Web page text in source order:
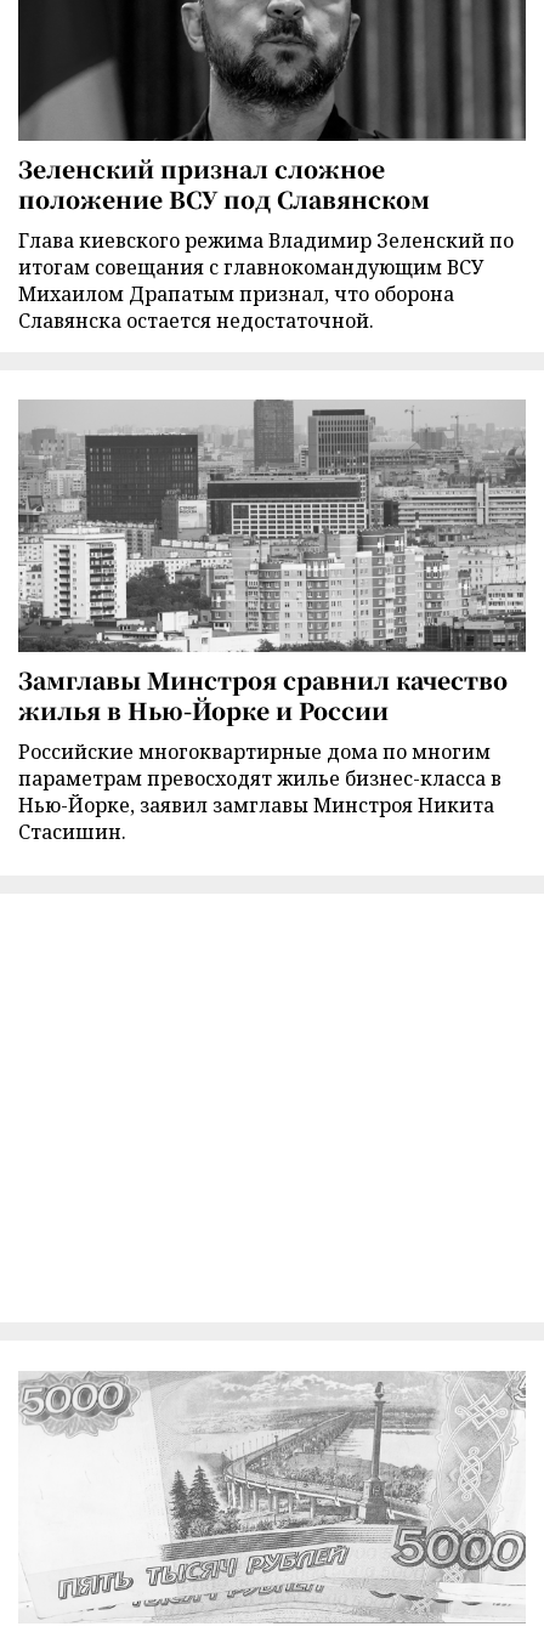
Зеленский признал сложное
положение ВСУ под Славянском
Глава киевского режима Владимир Зеленский по
итогам совещания с главнокомандующим ВСУ
Михаилом Драпатым признал, что оборона
Славянска остается недостаточной.
Замглавы Минстроя сравнил качество
жилья в Нью-Йорке и России
Российские многоквартирные дома по многим
параметрам превосходят жилье бизнес-класса в
Нью-Йорке, заявил замглавы Минстроя Никита
Стасишин.